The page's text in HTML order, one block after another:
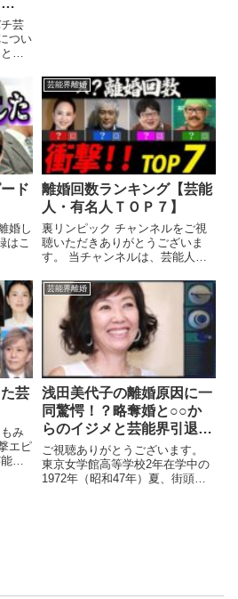
日
無
開
は
芸
つい
を
ド
婚し
はこ
芸能界離婚
離婚回数ランキング【芸能
人・有名人ＴＯＰ７】
裏リンピック チャンネルをご視
聴いただきありがとうございま
す。 当チャンネルは、芸能人、
ツイート
芸
み
エピ
人
芸能界離婚
浅田美代子の離婚原因に一
同驚愕！？略奪婚と○○か
らのイジメと芸能界引退の
真実…
ご視聴ありがとうございます。
東京女学館高等学校2年在学中の
1972年（昭和47年）夏、街頭で